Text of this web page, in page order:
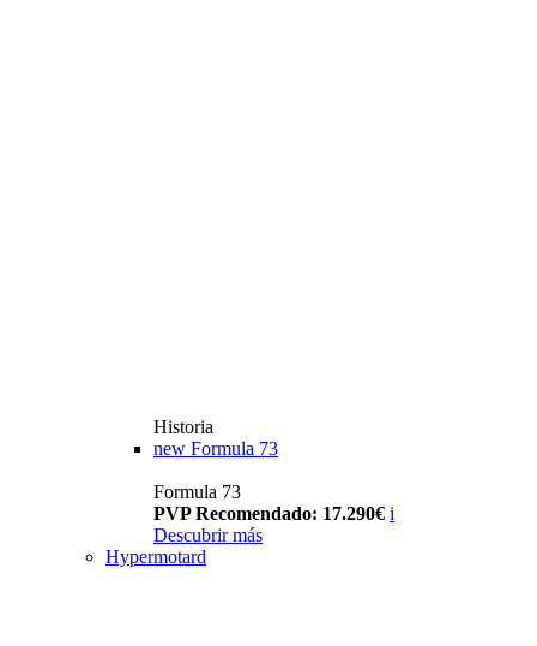
Historia
new Formula 73
Formula 73
PVP Recomendado: 17.290€ i
Descubrir más
Hypermotard